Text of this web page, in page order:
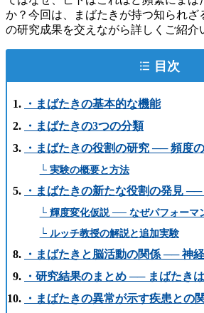
か？今回は、まばたきが持つ知られざ
の研究成果を交えながら詳しくご紹介
目次
・まばたきの基本的な機能
・まばたきの3つの分類
・まばたきの役割の研究 ── 頻度
└ 実験の概要と方法
・まばたきの新たな役割の発見
└ 輝度変化仮説 ── なぜパフォーマ
└ ルッチ教授の解説と追加実験
・まばたきと脳活動の関係 ── 神
・研究結果のまとめ ── まばたき
・まばたきの異常が示す疾患との